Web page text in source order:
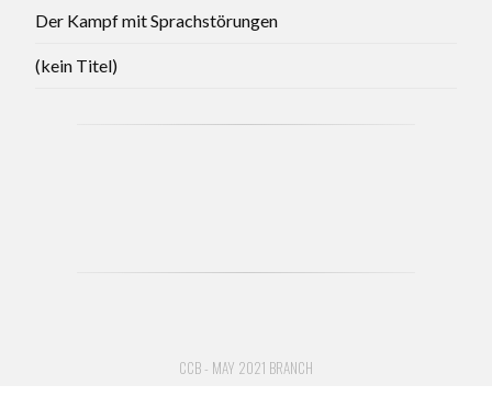
Der Kampf mit Sprachstörungen
(kein Titel)
CCB - MAY 2021 BRANCH